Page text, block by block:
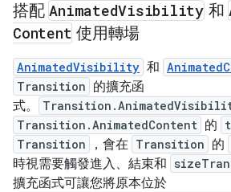
搭配 AnimatedVisibility 和
Content 使用轉場
AnimatedVisibility 和
Transition 的擴充函
式。
Transition.AnimatedContent 的
Transition ，會在 Transition 的
時視需要觸發進入、結束和
擴充函式可讓您將原本位於